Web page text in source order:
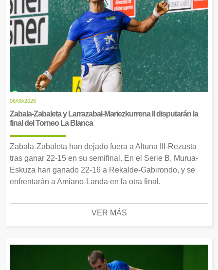
06/08/2026
Zabala-Zabaleta y Larrazabal-Mariezkurrena II disputarán la
final del Torneo La Blanca
Zabala-Zabaleta han dejado fuera a Altuna III-Rezusta
tras ganar 22-15 en su semifinal. En el Serie B, Murua-
Eskuza han ganado 22-16 a Rekalde-Gabirondo, y se
enfrentarán a Amiano-Landa en la otra final.
VER MÁS